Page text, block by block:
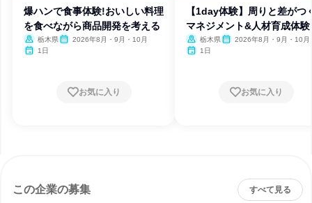
爆ハンで食事体験!おいしい料理
を食べながら商品開発を考える
栃木県
2026年8月・9月・10月
1日
お気に入り
【1day体験】周りと差がつ
マネジメント&人材育成体験
栃木県
2026年8月・9月・10月
1日
お気に入り
この企業の募集 すべて見る